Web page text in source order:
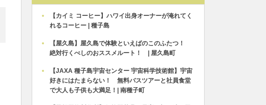
【カイミ コーヒー】ハワイ出身オーナーが淹れてく
れるコーヒー | 種子島
【屋久島】屋久島で体験といえばのこのふたつ！
絶対行くべしのおススメルート！ | 屋久島町
【JAXA 種子島宇宙センター 宇宙科学技術館】宇宙
好きにはたまらない！ 無料バスツアーと社員食堂
で大人も子供も大満足！| 南種子町